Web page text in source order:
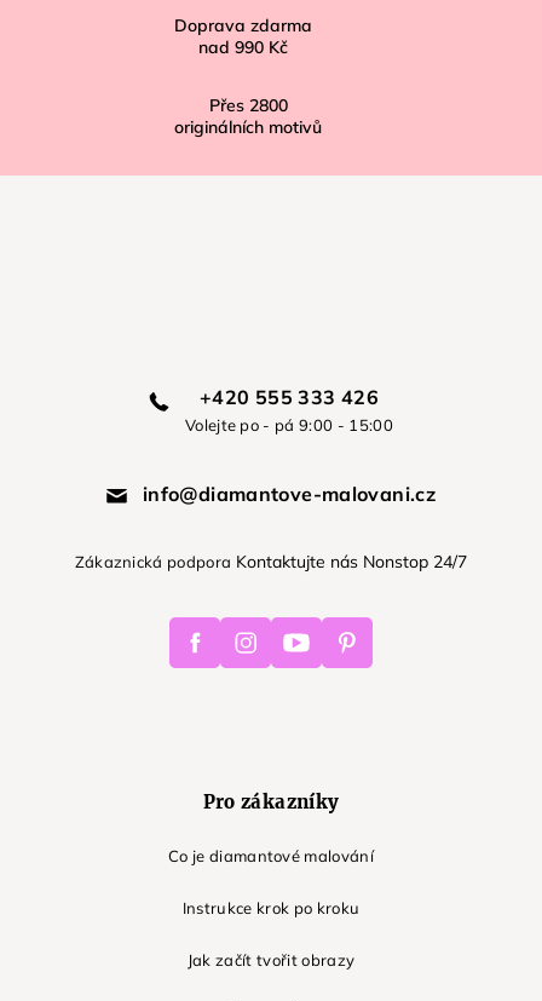
Doprava zdarma
nad 990 Kč
Přes 2800
originálních motivů
+420 555 333 426
Volejte po - pá 9:00 - 15:00
info@diamantove-malovani.cz
Zákaznická podpora Kontaktujte nás Nonstop 24/7
FacebookInstagramYoutube Pinterest
Pro zákazníky
Co je diamantové malování
Instrukce krok po kroku
Jak začít tvořit obrazy